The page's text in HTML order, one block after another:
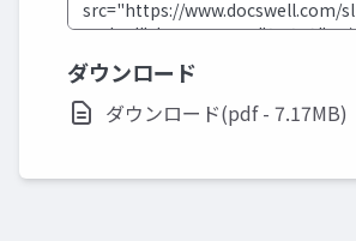
ダウンロード
ダウンロード(pdf - 7.17MB)